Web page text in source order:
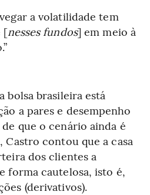
a volatilidade tem
[nesses fundos] em meio à
bolsa brasileira está
a pares e desempenho
que o cenário ainda é
Castro contou que a casa
dos clientes a
forma cautelosa, isto é,
(derivativos).